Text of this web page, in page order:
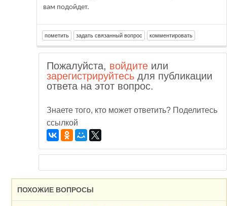
вам подойдет.
Пожалуйста, войдите или
зарегистрируйтесь для публикации
ответа на этот вопрос.
Знаете того, кто может ответить? Поделитесь
ссылкой
ПОХОЖИЕ ВОПРОСЫ